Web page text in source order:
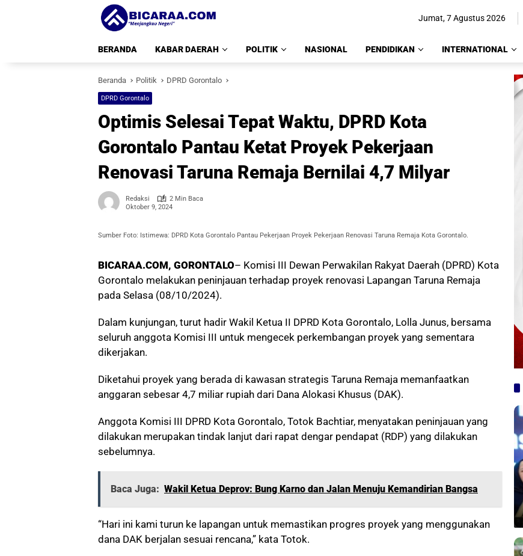
Jumat, 7 Agustus 2026
BERANDA KABAR DAERAH POLITIK NASIONAL PENDIDIKAN INTERNATIONAL
Beranda Politik DPRD Gorontalo
DPRD Gorontalo
Optimis Selesai Tepat Waktu, DPRD Kota
Gorontalo Pantau Ketat Proyek Pekerjaan
Renovasi Taruna Remaja Bernilai 4,7 Milyar
Redaksi
2 Min Baca
Oktober 9, 2024
Sumber Foto: Istimewa: DPRD Kota Gorontalo Pantau Pekerjaan Proyek Pekerjaan Renovasi Taruna Remaja Kota Gorontalo.
BICARAA.COM, GORONTALO– Komisi III Dewan Perwakilan Rakyat Daerah (DPRD) Kota
Gorontalo melakukan peninjauan terhadap proyek renovasi Lapangan Taruna Remaja
pada Selasa (08/10/2024).
Dalam kunjungan, turut hadir Wakil Ketua II DPRD Kota Gorontalo, Lolla Junus, bersama
seluruh anggota Komisi III untuk mengecek perkembangan proyek yang sementara
dikerjakan.
Diketahui proyek yang berada di kawasan strategis Taruna Remaja memanfaatkan
anggaran sebesar 4,7 miliar rupiah dari Dana Alokasi Khusus (DAK).
Anggota Komisi III DPRD Kota Gorontalo, Totok Bachtiar, menyatakan peninjauan yang
dilakukan merupakan tindak lanjut dari rapat dengar pendapat (RDP) yang dilakukan
sebelumnya.
Baca Juga: Wakil Ketua Deprov: Bung Karno dan Jalan Menuju Kemandirian Bangsa
“Hari ini kami turun ke lapangan untuk memastikan progres proyek yang menggunakan
dana DAK berjalan sesuai rencana,” kata Totok.